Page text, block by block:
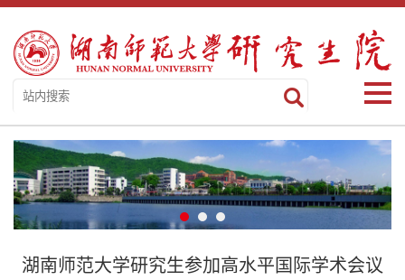
湖南师范大学研究生参加高水平国际学术会议